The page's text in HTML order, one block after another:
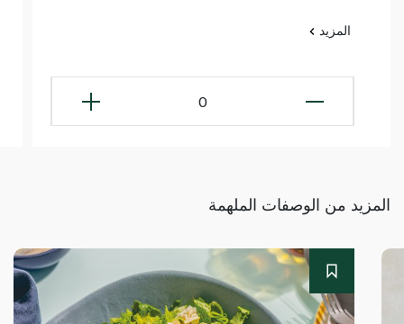
المزيد
0
المزيد من الوصفات الملهمة